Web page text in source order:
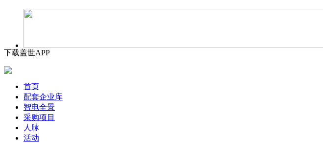
下载盖世APP
首页
配套企业库
智电全景
采购项目
人脉
活动